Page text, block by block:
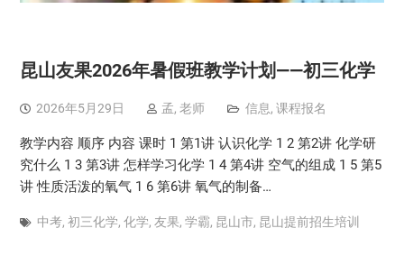
昆山友果2026年暑假班教学计划——初三化学
2026年5月29日 孟, 老师 信息, 课程报名
教学内容 顺序 内容 课时 1 第1讲 认识化学 1 2 第2讲 化学研
究什么 1 3 第3讲 怎样学习化学 1 4 第4讲 空气的组成 1 5 第5
讲 性质活泼的氧气 1 6 第6讲 氧气的制备…
中考, 初三化学, 化学, 友果, 学霸, 昆山市, 昆山提前招生培训